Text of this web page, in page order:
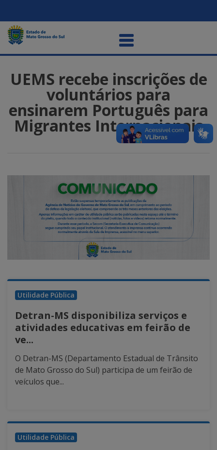
UEMS recebe inscrições de
voluntários para
ensinarem Português para
Migrantes Internacionais
Utilidade Pública
Detran-MS disponibiliza serviços e
atividades educativas em feirão de
ve...
O Detran-MS (Departamento Estadual de Trânsito
de Mato Grosso do Sul) participa de um feirão de
veículos que...
Utilidade Pública